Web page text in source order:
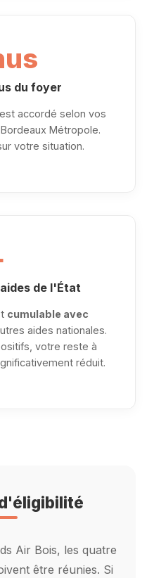
du foyer
accordé selon vos
Métropole.
votre situation.
de l'État
cumulable avec
aides nationales.
votre reste à
réduit.
Air Bois, les quatre
être réunies. Si